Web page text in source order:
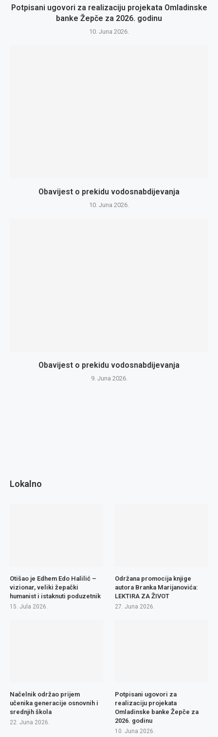
Potpisani ugovori za realizaciju projekata Omladinske
banke Žepče za 2026. godinu
10. Juna 2026.
Obavijest o prekidu vodosnabdijevanja
10. Juna 2026.
Obavijest o prekidu vodosnabdijevanja
9. Juna 2026.
Lokalno
Otišao je Edhem Edo Halilić –
vizionar, veliki žepački
humanist i istaknuti poduzetnik
15. Jula 2026.
Održana promocija knjige
autora Branka Marijanovića:
LEKTIRA ZA ŽIVOT
27. Juna 2026.
Načelnik održao prijem
učenika generacije osnovnih i
srednjih škola
22. Juna 2026.
Potpisani ugovori za
realizaciju projekata
Omladinske banke Žepče za
2026. godinu
10. Juna 2026.